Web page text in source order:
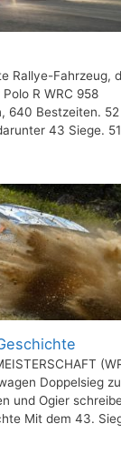
Rallye-Fahrzeug,
R WRC 958
640 Bestzeiten. 52
43 Siege.
Doppelsieg
und Ogier
Mit dem 43.